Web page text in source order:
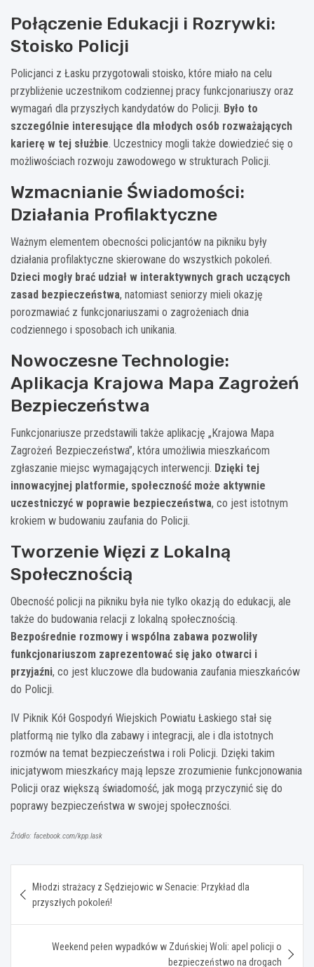
Połączenie Edukacji i Rozrywki:
Stoisko Policji
Policjanci z Łasku przygotowali stoisko, które miało na celu
przybliżenie uczestnikom codziennej pracy funkcjonariuszy oraz
wymagań dla przyszłych kandydatów do Policji. Było to
szczególnie interesujące dla młodych osób rozważających
karierę w tej służbie. Uczestnicy mogli także dowiedzieć się o
możliwościach rozwoju zawodowego w strukturach Policji.
Wzmacnianie Świadomości:
Działania Profilaktyczne
Ważnym elementem obecności policjantów na pikniku były
działania profilaktyczne skierowane do wszystkich pokoleń.
Dzieci mogły brać udział w interaktywnych grach uczących
zasad bezpieczeństwa, natomiast seniorzy mieli okazję
porozmawiać z funkcjonariuszami o zagrożeniach dnia
codziennego i sposobach ich unikania.
Nowoczesne Technologie:
Aplikacja Krajowa Mapa Zagrożeń
Bezpieczeństwa
Funkcjonariusze przedstawili także aplikację „Krajowa Mapa
Zagrożeń Bezpieczeństwa”, która umożliwia mieszkańcom
zgłaszanie miejsc wymagających interwencji. Dzięki tej
innowacyjnej platformie, społeczność może aktywnie
uczestniczyć w poprawie bezpieczeństwa, co jest istotnym
krokiem w budowaniu zaufania do Policji.
Tworzenie Więzi z Lokalną
Społecznością
Obecność policji na pikniku była nie tylko okazją do edukacji, ale
także do budowania relacji z lokalną społecznością.
Bezpośrednie rozmowy i wspólna zabawa pozwoliły
funkcjonariuszom zaprezentować się jako otwarci i
przyjaźni, co jest kluczowe dla budowania zaufania mieszkańców
do Policji.
IV Piknik Kół Gospodyń Wiejskich Powiatu Łaskiego stał się
platformą nie tylko dla zabawy i integracji, ale i dla istotnych
rozmów na temat bezpieczeństwa i roli Policji. Dzięki takim
inicjatywom mieszkańcy mają lepsze zrozumienie funkcjonowania
Policji oraz większą świadomość, jak mogą przyczynić się do
poprawy bezpieczeństwa w swojej społeczności.
Źródło: facebook.com/kpp.lask
wpisu
Młodzi strażacy z Sędziejowic w Senacie: Przykład dla
przyszłych pokoleń!
Weekend pełen wypadków w Zduńskiej Woli: apel policji o
bezpieczeństwo na drogach